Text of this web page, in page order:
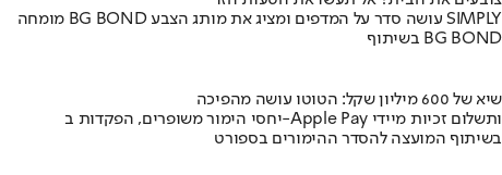
מומחה BG BOND עושה סדר על המדפים ומציג את מותג הצבע SIMPLY
בשיתוף BG BOND
שיא של 600 מיליון שקל: הטוטו עושה מהפיכה
יחסי הימור משופרים, הפקדות ב-Apple Pay ותשלום זכיות מיידי
בשיתוף המועצה להסדר ההימורים בספורט